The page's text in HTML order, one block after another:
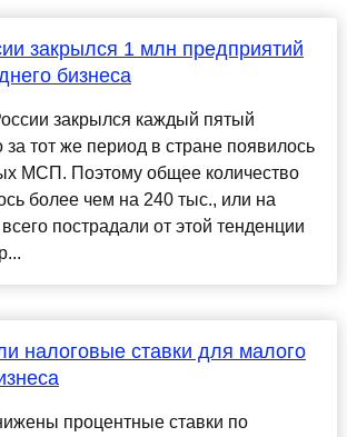
закрылся 1 млн предприятий
бизнеса
закрылся каждый пятый
за тот же период в стране появилось
МСП. Поэтому общее количество
более чем на 240 тыс., или на
пострадали от этой тенденции
налоговые ставки для малого
процентные ставки по